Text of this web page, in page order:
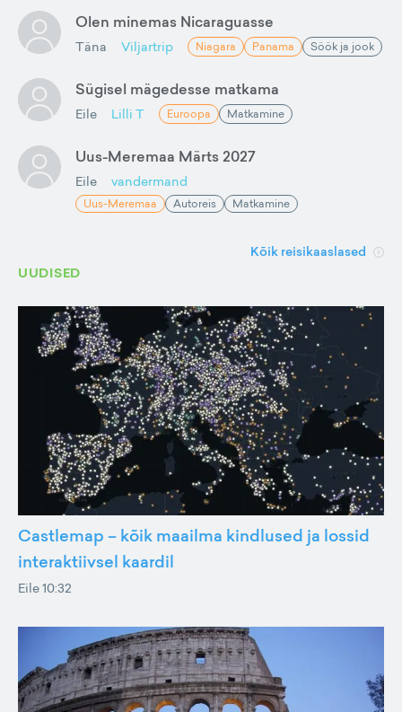
Olen minemas Nicaraguasse
Täna Viljartrip Niagara Panama Söök ja jook
Sügisel mägedesse matkama
Eile Lilli T Euroopa Matkamine
Uus-Meremaa Märts 2027
Eile vandermand
Uus-Meremaa Autoreis Matkamine
Kõik reisikaaslased
UUDISED
Castlemap – kõik maailma kindlused ja lossid
interaktiivsel kaardil
Eile 10:32